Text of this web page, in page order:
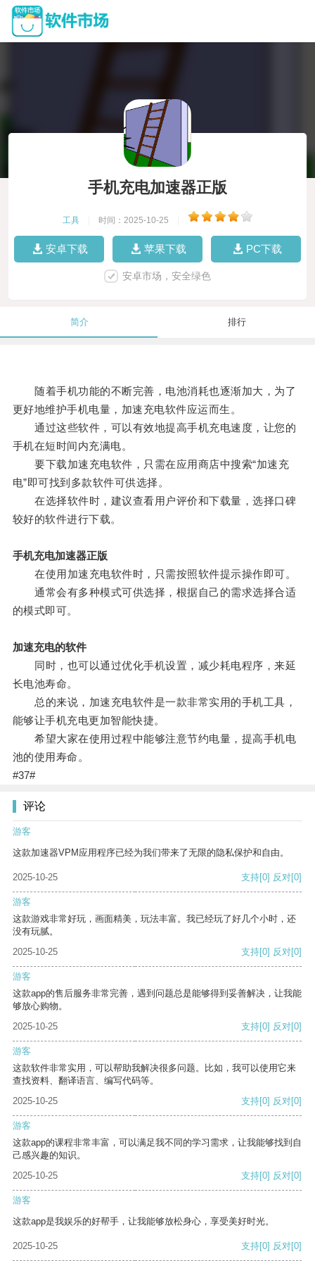
手机充电加速器正版
工具 时间：2025-10-25
安卓下载 苹果下载 PC下载
安卓市场，安全绿色
简介 排行
随着手机功能的不断完善，电池消耗也逐渐加大，为了
更好地维护手机电量，加速充电软件应运而生。
通过这些软件，可以有效地提高手机充电速度，让您的
手机在短时间内充满电。
要下载加速充电软件，只需在应用商店中搜索“加速充
电”即可找到多款软件可供选择。
在选择软件时，建议查看用户评价和下载量，选择口碑
较好的软件进行下载。
手机充电加速器正版
在使用加速充电软件时，只需按照软件提示操作即可。
通常会有多种模式可供选择，根据自己的需求选择合适
的模式即可。
加速充电的软件
同时，也可以通过优化手机设置，减少耗电程序，来延
长电池寿命。
总的来说，加速充电软件是一款非常实用的手机工具，
能够让手机充电更加智能快捷。
希望大家在使用过程中能够注意节约电量，提高手机电
池的使用寿命。
#37#
评论
游客
这款加速器VPM应用程序已经为我们带来了无限的隐私保护和自由。
2025-10-25 支持[0] 反对[0]
游客
这款游戏非常好玩，画面精美，玩法丰富。我已经玩了好几个小时，还
没有玩腻。
2025-10-25
支持[0] 反对[0]
游客
这款app的售后服务非常完善，遇到问题总是能够得到妥善解决，让我能
够放心购物。
2025-10-25
支持[0] 反对[0]
游客
这款软件非常实用，可以帮助我解决很多问题。比如，我可以使用它来
查找资料、翻译语言、编写代码等。
2025-10-25
支持[0] 反对[0]
游客
这款app的课程非常丰富，可以满足我不同的学习需求，让我能够找到自
己感兴趣的知识。
2025-10-25
支持[0] 反对[0]
游客
这款app是我娱乐的好帮手，让我能够放松身心，享受美好时光。
2025-10-25 支持[0] 反对[0]